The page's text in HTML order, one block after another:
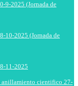
9-2025 (Jornada de
10-2025 (Jornada de
11-2025
anillamiento cientifico 27-